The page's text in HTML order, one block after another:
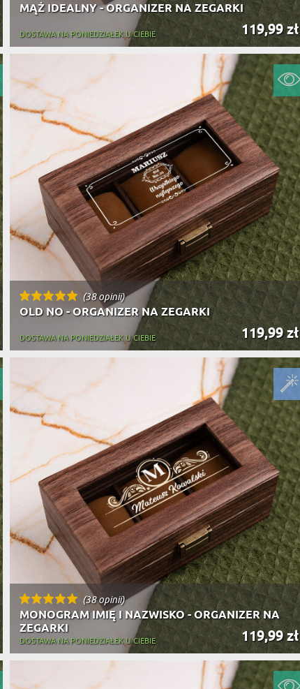
MĄŻ IDEALNY - ORGANIZER NA ZEGARKI
119,99 zł
DOSTAWA NA PONIEDZIAŁEK U CIEBIE
(38 opinii)
OLD NO - ORGANIZER NA ZEGARKI
119,99 zł
DOSTAWA NA PONIEDZIAŁEK U CIEBIE
(38 opinii)
MONOGRAM IMIĘ I NAZWISKO - ORGANIZER NA
ZEGARKI
119,99 zł
DOSTAWA NA PONIEDZIAŁEK U CIEBIE